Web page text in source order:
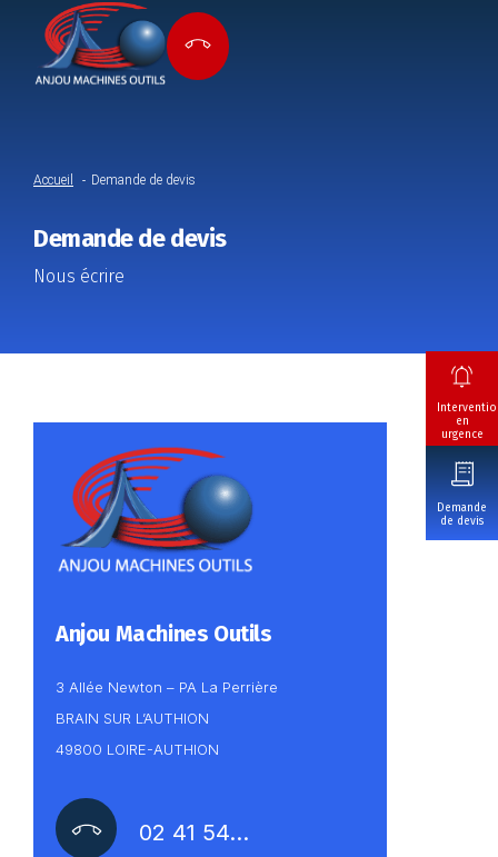
en
urgence
Demande
de devis
Accueil Demande de devis
Demande de devis
Nous écrire
Anjou Machines Outils
3 Allée Newton – PA La Perrière
BRAIN SUR L’AUTHION
49800 LOIRE-AUTHION
02 41 54…